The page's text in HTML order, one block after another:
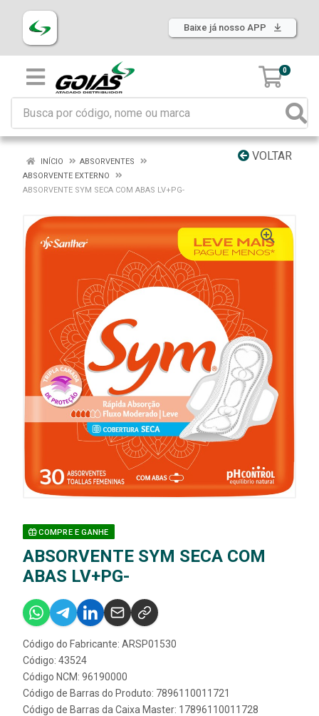
Baixe já nosso APP
0
VOLTAR
INÍCIO
ABSORVENTES
ABSORVENTE EXTERNO
ABSORVENTE SYM SECA COM ABAS LV+PG-
COMPRE E GANHE
ABSORVENTE SYM SECA COM
ABAS LV+PG-
Código do Fabricante: ARSP01530
Código: 43524
Código NCM: 96190000
Código de Barras do Produto: 7896110011721
Código de Barras da Caixa Master: 17896110011728